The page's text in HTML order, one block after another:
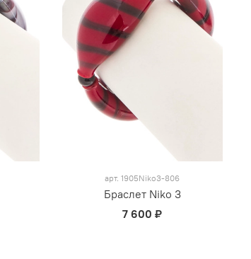
арт.1905Niko3-806
Браслет Niko 3
7 600 ₽